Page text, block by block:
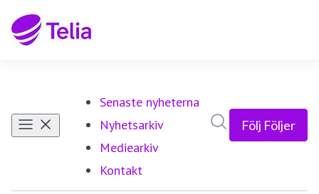
Senaste nyheterna
Nyhetsarkiv
Mediearkiv
Kontakt
Följ Följer